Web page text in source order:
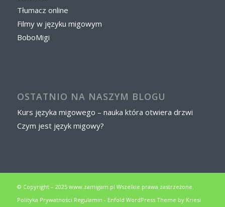
Tłumacz online
Filmy w języku migowym
BoboMigi
OSTATNIO NA NASZYM BLOGU
Kurs języka migowego – nauka która otwiera drzwi
Czym jest język migowy?
© Copyright – 2025 www.zamigam.pl Wszelkie prawa zastrzeżone.
Polityka Prywatności Regulamin - Enfold WordPress Theme by Kriesi